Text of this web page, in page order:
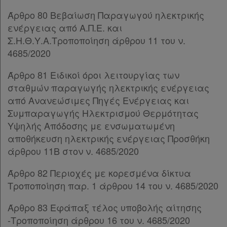
Παρ.10
Παρ.11
Παρ.12
ΚΕΦΑΛΑΙΟ Θ΄ [-]
Άρθρο 42 [-]
Παρ.1
Παρ.2
Παρ.3
Παρ.3α
Παρ.4
Παρ.5
Παρ.5α
Παρ.5β
Παρ.5γ
Παρ.6
Άρθρο 80 Βεβαίωση Παραγωγού ηλεκτρικής
ενέργειας από Α.Π.Ε. και
Σ.Η.Θ.Υ.Α.Τροποποίηση άρθρου 11 του ν.
4685/2020
Άρθρο 81 Ειδικοί όροι λειτουργίας των
σταθμών παραγωγής ηλεκτρικής ενέργειας
από Ανανεώσιμες Πηγές Ενέργειας και
Συμπαραγωγής Ηλεκτρισμού Θερμότητας
Υψηλής Απόδοσης με ενσωματωμένη
αποθήκευση ηλεκτρικής ενέργειας Προσθήκη
άρθρου 11Β στον ν. 4685/2020
Άρθρο 82 Περιοχές με κορεσμένα δίκτυα
Τροποποίηση παρ. 1 άρθρου 14 του ν. 4685/2020
Άρθρο 83 Εφάπαξ τέλος υποβολής αίτησης
-Τροποποίηση άρθρου 16 του ν. 4685/2020